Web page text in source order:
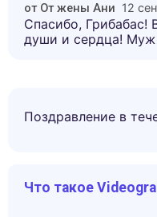
от От жены Ани 12
Спасибо, Грибабас!
души и сердца! Муж
Поздравление в
Что такое